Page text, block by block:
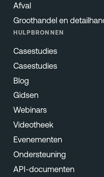
Afval
Groothandel en
HULPBRONNEN
Casestudies
Casestudies
Blog
Gidsen
Webinars
Videotheek
Evenementen
Ondersteuning
API-documenten